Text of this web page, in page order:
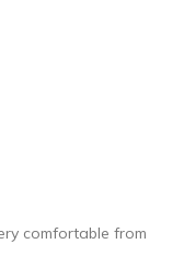
comfortable from